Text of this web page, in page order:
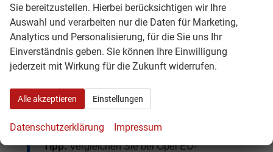
Scheinwerfer, Matrix-LED,
Automatikgetriebe, Rückfahrkamera,
Navigationssystem, Sitzheizung,
Klimaautomatik, digitales Cockpit, Apple
CarPlay, Android Auto, Abstandstempomat,
Assistenzsysteme.
Tipp:Vergleichen Sie bei Opel EU-
Sie bereitzustellen. Hierbei berücksichtigen wir Ihre
Auswahl und verarbeiten nur die Daten für Marketing,
Analytics und Personalisierung, für die Sie uns Ihr
Einverständnis geben. Sie können Ihre Einwilligung
jederzeit mit Wirkung für die Zukunft widerrufen.
Alle akzeptieren Einstellungen
Datenschutzerklärung Impressum